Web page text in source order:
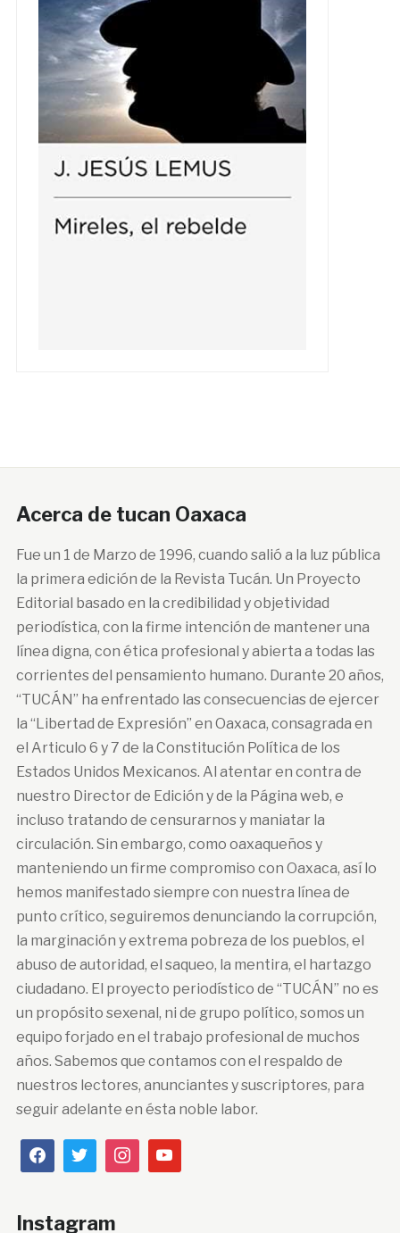
Acerca de tucan Oaxaca
Fue un 1 de Marzo de 1996, cuando salió a la luz pública
la primera edición de la Revista Tucán. Un Proyecto
Editorial basado en la credibilidad y objetividad
periodística, con la firme intención de mantener una
línea digna, con ética profesional y abierta a todas las
corrientes del pensamiento humano. Durante 20 años,
“TUCÁN” ha enfrentado las consecuencias de ejercer
la “Libertad de Expresión” en Oaxaca, consagrada en
el Articulo 6 y 7 de la Constitución Política de los
Estados Unidos Mexicanos. Al atentar en contra de
nuestro Director de Edición y de la Página web, e
incluso tratando de censurarnos y maniatar la
circulación. Sin embargo, como oaxaqueños y
manteniendo un firme compromiso con Oaxaca, así lo
hemos manifestado siempre con nuestra línea de
punto crítico, seguiremos denunciando la corrupción,
la marginación y extrema pobreza de los pueblos, el
abuso de autoridad, el saqueo, la mentira, el hartazgo
ciudadano. El proyecto periodístico de “TUCÁN” no es
un propósito sexenal, ni de grupo político, somos un
equipo forjado en el trabajo profesional de muchos
años. Sabemos que contamos con el respaldo de
nuestros lectores, anunciantes y suscriptores, para
seguir adelante en ésta noble labor.
Instagram